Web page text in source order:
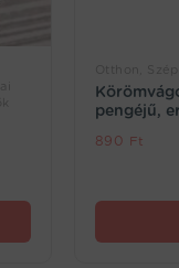
pengéjű,
890 Ft